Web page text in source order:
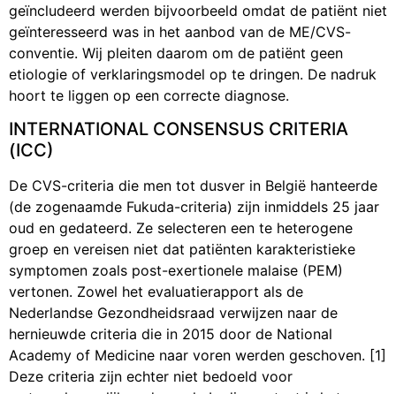
geïncludeerd werden bijvoorbeeld omdat de patiënt niet
geïnteresseerd was in het aanbod van de ME/CVS-
conventie. Wij pleiten daarom om de patiënt geen
etiologie of verklaringsmodel op te dringen. De nadruk
hoort te liggen op een correcte diagnose.
INTERNATIONAL CONSENSUS CRITERIA
(ICC)
De CVS-criteria die men tot dusver in België hanteerde
(de zogenaamde Fukuda-criteria) zijn inmiddels 25 jaar
oud en gedateerd. Ze selecteren een te heterogene
groep en vereisen niet dat patiënten karakteristieke
symptomen zoals post-exertionele malaise (PEM)
vertonen. Zowel het evaluatierapport als de
Nederlandse Gezondheidsraad verwijzen naar de
hernieuwde criteria die in 2015 door de National
Academy of Medicine naar voren werden geschoven. [1]
Deze criteria zijn echter niet bedoeld voor